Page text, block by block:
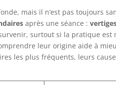
mais il n’est pas toujours
après une séance :
surtout si la pratique est
leur origine aide à
les plus fréquents, leurs